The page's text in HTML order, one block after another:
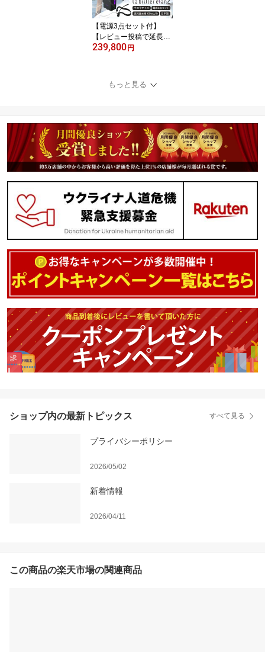
ト プレゼント
【電源3点セット付】
【レビュー投稿で延長保
証】 ラブリエエラン2 水
ル 水素ガス吸入器 水素
発生器 小型 水素ガス吸
美容 家庭用 家庭 自宅用
自宅 男性 女性 ギフト プ
239,800円
もっと見る
ショップ内の最新トピックス すべて見る
プライバシーポリシー
2026/05/02
新着情報
2026/04/11
この商品の楽天市場の関連商品